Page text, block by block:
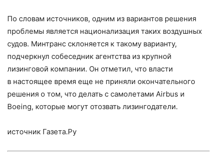
По словам источников, одним из вариантов решения
проблемы является национализация таких воздушных
судов. Минтранс склоняется к такому варианту,
подчеркнул собеседник агентства из крупной
лизинговой компании. Он отметил, что власти
в настоящее время еще не приняли окончательного
решения о том, что делать с самолетами Airbus и
Boeing, которые могут отозвать лизингодатели.
источник Газета.Ру